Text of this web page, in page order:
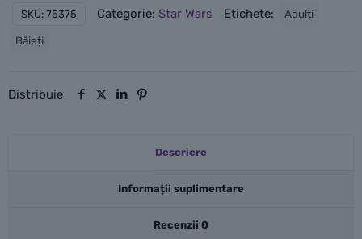
Falcon™
SKU: 75375 Categorie: Star Wars Etichete: Adulți
Băieți
Distribuie
Descriere
Informații suplimentare
Recenzii 0